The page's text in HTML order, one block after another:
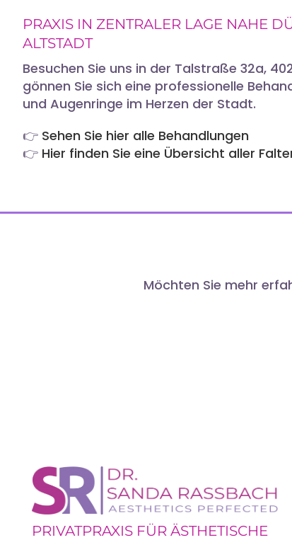
PRAXIS IN ZENTRALER LAGE NAHE
ALTSTADT
Besuchen Sie uns in der Talstraße 32a,
gönnen Sie sich eine professionelle
und Augenringe im Herzen der Stadt.
👉 Sehen Sie hier alle Behandlungen
👉 Hier finden Sie eine Übersicht aller
Möchten Sie mehr
PRIVATPRAXIS FÜR ÄSTHETISCHE